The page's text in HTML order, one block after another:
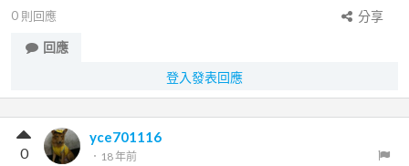
0 則回應
分享
回應
登入發表回應
yce701116
． 18 年前
0